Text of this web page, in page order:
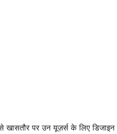
पर उन यूज़र्स के लिए डिजाइन